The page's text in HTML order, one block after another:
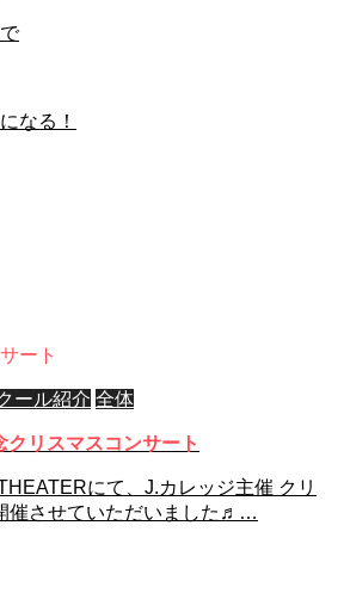
なる！
ート
ール紹介 全体
リスマスコンサート
にて、J.カレッジ主催 クリ
催させていただいました♬…